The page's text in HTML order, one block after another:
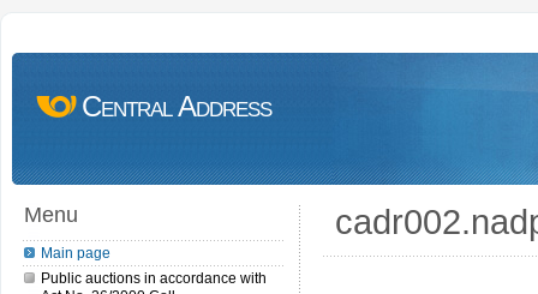
Central Address
Menu
Main page
Public auctions in accordance with